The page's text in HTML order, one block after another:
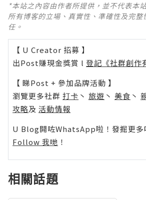
*本站之內容由作者所提供，並不代表本
所有博客的立場、真實性、準確性及完
任。
【 U Creator 招募 】
出Post賺現金獎賞 l 登記《社群創作
【 睇Post + 參加品牌活動 】
瀏覽更多社群 打卡 丶 旅遊 丶 美食 丶
攻略及 活動情報
U Blog開咗WhatsApp啦！發掘更多
Follow 我哋 ！
相關話題